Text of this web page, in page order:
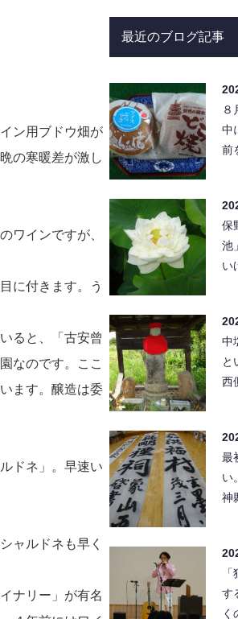
ン用ブドウ畑が
の寒暖差が激し
ワインですが、
に付きます。う
ると、「古安曾
なのです。ここ
ます。醸造は委
ドネ」。早速い
ャルドネも早く
ナリー」が有名
最近のブログ記事
８
中
前
へ
保
池
い
類
中
と
西
線
最
い
神
も
す
く